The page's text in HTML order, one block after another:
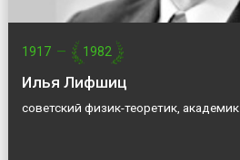
1917 — 1982
Илья Лифшиц
советский физик-теоретик, академик